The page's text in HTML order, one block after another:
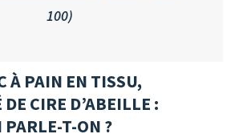
100)
À PAIN EN TISSU,
CIRE D’ABEILLE :
PARLE-T-ON ?